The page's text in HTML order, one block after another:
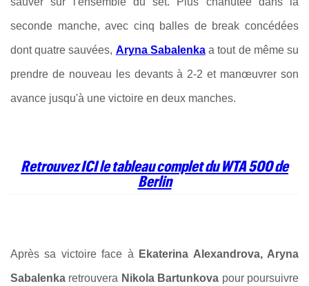
seconde manche, avec cinq balles de break concédées
dont quatre sauvées, Aryna Sabalenkaa tout de même su
prendre de nouveau les devants à 2-2 et manœuvrer son
avance jusqu'à une victoire en deux manches.
Retrouvez ICI le tableau complet du WTA 500 de
Berlin
Après sa victoire face à Ekaterina Alexandrova, Aryna
Sabalenka retrouvera Nikola Bartunkova pour poursuivre